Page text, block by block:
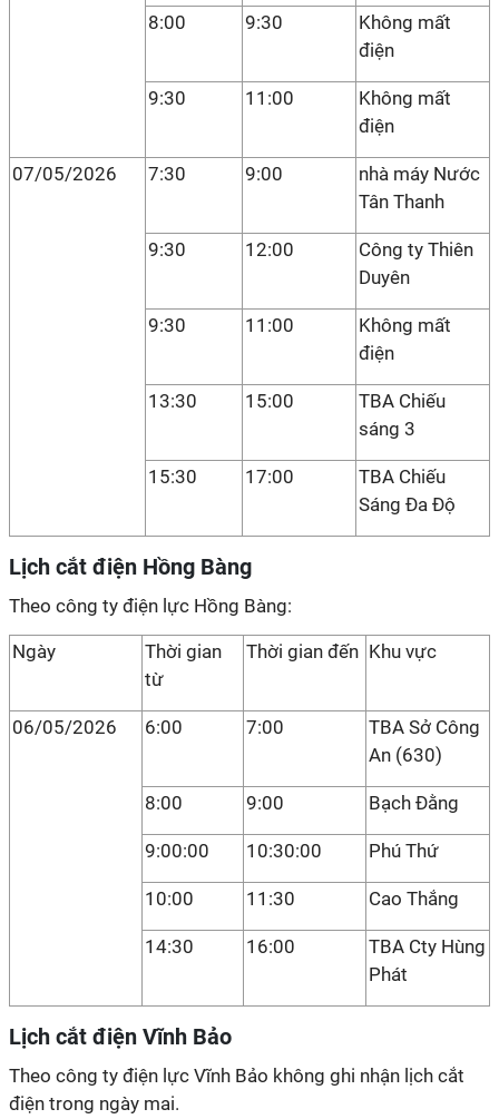
8:00 9:30
Không mất
điện
9:30 11:00
Không mất
điện
07/05/2026 7:30 9:00
nhà máy Nước
Tân Thanh
9:30 12:00
Công ty Thiên
Duyên
9:30 11:00
Không mất
điện
13:30 15:00
TBA Chiếu
sáng 3
15:30 17:00
TBA Chiếu
Sáng Đa Độ
Lịch cắt điện Hồng Bàng
Theo công ty điện lực Hồng Bàng:
Ngày
Thời gian
từ
Thời gian đến Khu vực
06/05/2026 6:00 7:00
TBA Sở Công
An (630)
8:00 9:00 Bạch Đằng
9:00:00 10:30:00 Phú Thứ
10:00 11:30 Cao Thắng
14:30 16:00
TBA Cty Hùng
Phát
Lịch cắt điện Vĩnh Bảo
Theo công ty điện lực Vĩnh Bảo không ghi nhận lịch cắt
điện trong ngày mai.